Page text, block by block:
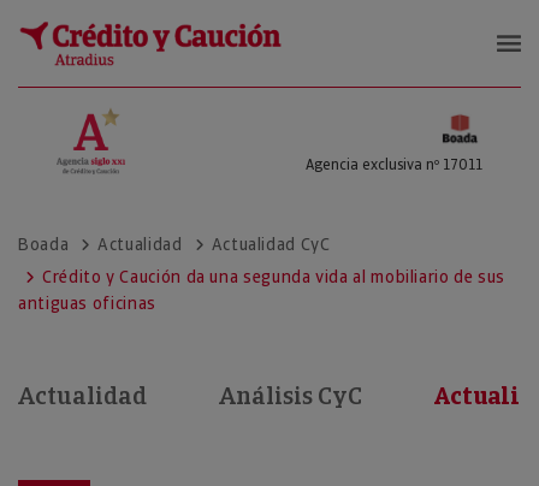
Boada
Agencia exclusiva nº 17011
Boada Actualidad
Actualidad CyC
Crédito y Caución da una segunda vida al mobiliario de sus
antiguas oficinas
Actualidad Análisis CyC